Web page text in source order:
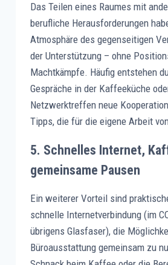
Das Teilen eines Raumes mit
berufliche Herausforderungen
Atmosphäre des gegenseitigen
der Unterstützung – ohne
Machtkämpfe. Häufig entstehen
Gespräche in der Kaffeeküche
Netzwerktreffen neue
Tipps, die für die eigene Arbeit
5. Schnelles Internet,
gemeinsame Pausen
Ein weiterer Vorteil sind
schnelle Internetverbindung (im
übrigens Glasfaser), die
Büroausstattung gemeinsam zu